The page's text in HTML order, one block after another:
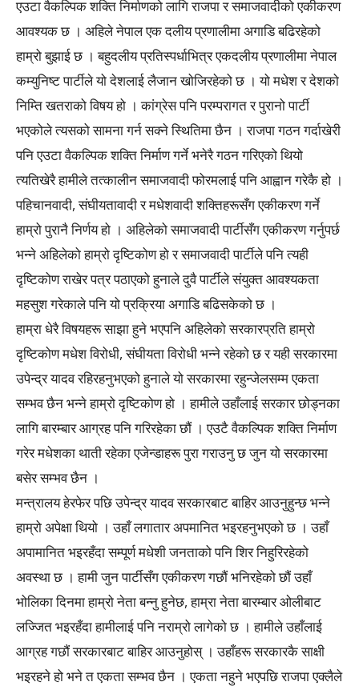
एउटा वैकल्पिक शक्ति निर्माणको लागि राजपा र समाजवादीको एकीकरण
आवश्यक छ । अहिले नेपाल एक दलीय प्रणालीमा अगाडि बढिरहेको
हाम्रो बुझाई छ । बहुदलीय प्रतिस्पर्धाभित्र एकदलीय प्रणालीमा नेपाल
कम्युनिष्ट पार्टीले यो देशलाई लैजान खोजिरहेको छ । यो मधेश र देशको
निम्ति खतराको विषय हो । कांग्रेस पनि परम्परागत र पुरानो पार्टी
भएकोले त्यसको सामना गर्न सक्ने स्थितिमा छैन । राजपा गठन गर्दाखेरी
पनि एउटा वैकल्पिक शक्ति निर्माण गर्ने भनेरै गठन गरिएको थियो
त्यतिखेरै हामीले तत्कालीन समाजवादी फोरमलाई पनि आह्वान गरेकै हो ।
पहिचानवादी, संघीयतावादी र मधेशवादी शक्तिहरूसँग एकीकरण गर्ने
हाम्रो पुरानै निर्णय हो । अहिलेको समाजवादी पार्टीसँग एकीकरण गर्नुपर्छ
भन्ने अहिलेको हाम्रो दृष्टिकोण हो र समाजवादी पार्टीले पनि त्यही
दृष्टिकोण राखेर पत्र पठाएको हुनाले दुवै पार्टीले संयुक्त आवश्यकता
महसुश गरेकाले पनि यो प्रक्रिया अगाडि बढिसकेको छ ।
हाम्रा धेरै विषयहरू साझा हुने भएपनि अहिलेको सरकारप्रति हाम्रो
दृष्टिकोण मधेश विरोधी, संघीयता विरोधी भन्ने रहेको छ र यही सरकारमा
उपेन्द्र यादव रहिरहनुभएको हुनाले यो सरकारमा रहुन्जेलसम्म एकता
सम्भव छैन भन्ने हाम्रो दृष्टिकोण हो । हामीले उहाँलाई सरकार छोड्नका
लागि बारम्बार आग्रह पनि गरिरहेका छौं । एउटै वैकल्पिक शक्ति निर्माण
गरेर मधेशका थाती रहेका एजेन्डाहरू पुरा गराउनु छ जुन यो सरकारमा
बसेर सम्भव छैन ।
मन्त्रालय हेरफेर पछि उपेन्द्र यादव सरकारबाट बाहिर आउनुहुन्छ भन्ने
हाम्रो अपेक्षा थियो । उहाँ लगातार अपमानित भइरहनुभएको छ । उहाँ
अपामानित भइरहँदा सम्पूर्ण मधेशी जनताको पनि शिर निहुरिरहेको
अवस्था छ । हामी जुन पार्टीसँग एकीकरण गछौं भनिरहेको छौं उहाँ
भोलिका दिनमा हाम्रो नेता बन्नु हुनेछ, हाम्रा नेता बारम्बार ओलीबाट
लज्जित भइरहँदा हामीलाई पनि नराम्रो लागेको छ । हामीले उहाँलाई
आग्रह गछौं सरकारबाट बाहिर आउनुहोस् । उहाँहरू सरकारकै साक्षी
भइरहने हो भने त एकता सम्भव छैन । एकता नहुने भएपछि राजपा एक्लैले